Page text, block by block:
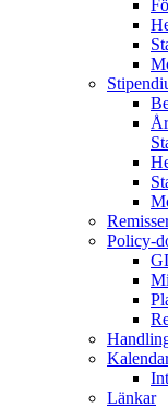
Policy-
Länkar